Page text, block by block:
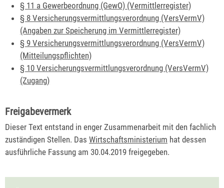
§ 11 a Gewerbeordnung (GewO) (Vermittlerregister)
§ 8 Versicherungsvermittlungsverordnung (VersVermV)
(Angaben zur Speicherung im Vermittlerregister)
§ 9 Versicherungsvermittlungsverordnung (VersVermV)
(Mitteilungspflichten)
§ 10 Versicherungsvermittlungsverordnung (VersVermV)
(Zugang)
Freigabevermerk
Dieser Text entstand in enger Zusammenarbeit mit den fachlich
zuständigen Stellen. Das Wirtschaftsministerium hat dessen
ausführliche Fassung am 30.04.2019 freigegeben.